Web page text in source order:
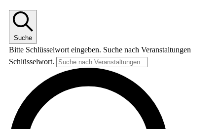
Suche
Bitte Schlüsselwort eingeben. Suche nach Veranstaltungen
Schlüsselwort.